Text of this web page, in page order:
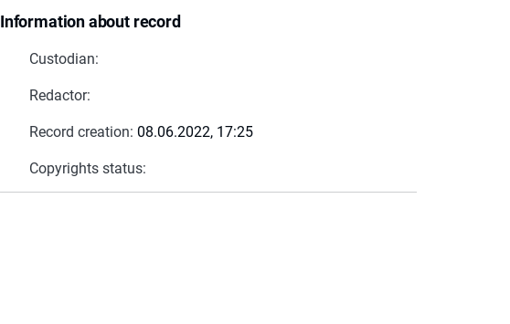
Information about record
Custodian:
Redactor:
Record creation: 08.06.2022, 17:25
Copyrights status: